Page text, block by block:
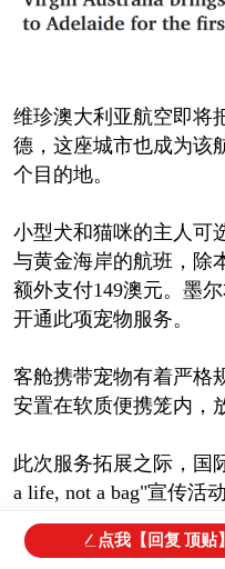
维珍澳大利亚航空即将
德，这座城市也成为该
个目的地。
小型犬和猫咪的主人可
与黄金海岸的航班，除
额外支付149澳元。墨
开通此项宠物服务。
客舱携带宠物有着严格
安置在软质便携笼内，
此次服务拓展之际，国
a life, not a bag"宣传活
疏散时抢夺随身行李的
点我【回复 顶贴